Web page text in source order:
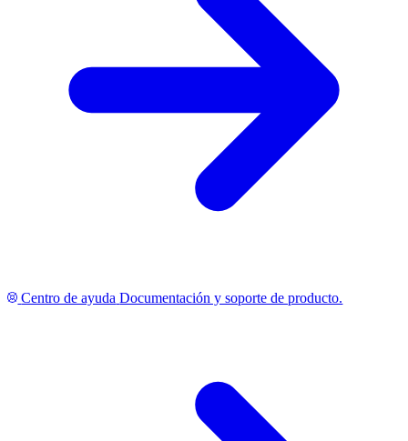
Centro de ayuda Documentación y soporte de producto.